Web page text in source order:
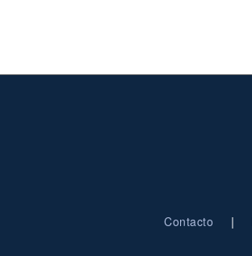
Contacto |